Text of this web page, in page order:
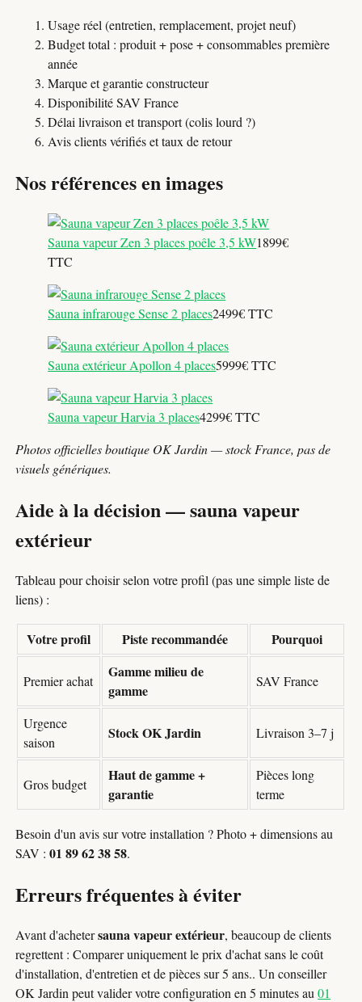
Usage réel (entretien, remplacement, projet neuf)
Budget total : produit + pose + consommables première
année
Marque et garantie constructeur
Disponibilité SAV France
Délai livraison et transport (colis lourd ?)
Avis clients vérifiés et taux de retour
Nos références en images
Sauna vapeur Zen 3 places poêle 3,5 kW1899€
TTC
Sauna infrarouge Sense 2 places2499€ TTC
Sauna extérieur Apollon 4 places5999€ TTC
Sauna vapeur Harvia 3 places4299€ TTC
Photos officielles boutique OK Jardin — stock France, pas de
visuels génériques.
Aide à la décision — sauna vapeur
extérieur
Tableau pour choisir selon votre profil (pas une simple liste de
liens) :
Votre profil Piste recommandée Pourquoi
Premier achat
Gamme milieu de
gamme
SAV France
Urgence
saison
Stock OK Jardin Livraison 3–7 j
Gros budget
Haut de gamme +
garantie
Pièces long
terme
Besoin d'un avis sur votre installation ? Photo + dimensions au
SAV :01 89 62 38 58.
Erreurs fréquentes à éviter
Avant d'achetersauna vapeur extérieur, beaucoup de clients
regrettent : Comparer uniquement le prix d'achat sans le coût
d'installation, d'entretien et de pièces sur 5 ans.. Un conseiller
OK Jardin peut valider votre configuration en 5 minutes au01